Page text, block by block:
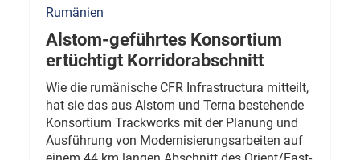
Rumänien
Alstom-geführtes Konsortium
ertüchtigt Korridorabschnitt
Wie die rumänische CFR Infrastructura mitteilt,
hat sie das aus Alstom und Terna bestehende
Konsortium Trackworks mit der Planung und
Ausführung von Modernisierungsarbeiten auf